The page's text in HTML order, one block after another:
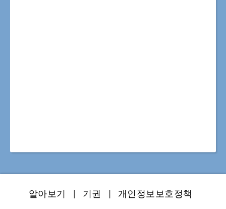
알아보기 | 기권 |
개인정보보호정책